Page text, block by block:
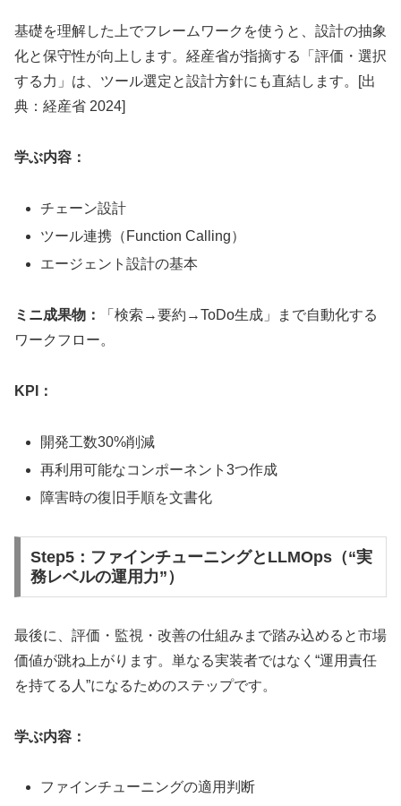
基礎を理解した上でフレームワークを使うと、設計の抽象
化と保守性が向上します。経産省が指摘する「評価・選択
する力」は、ツール選定と設計方針にも直結します。[出
典：経産省 2024]
学ぶ内容：
チェーン設計
ツール連携（Function Calling）
エージェント設計の基本
ミニ成果物：
「検索→要約→ToDo生成」まで自動化する
ワークフロー。
KPI：
開発工数30%削減
再利用可能なコンポーネント3つ作成
障害時の復旧手順を文書化
Step5：ファインチューニングとLLMOps（“実
務レベルの運用力”）
最後に、評価・監視・改善の仕組みまで踏み込めると市場
価値が跳ね上がります。単なる実装者ではなく“運用責任
を持てる人”になるためのステップです。
学ぶ内容：
ファインチューニングの適用判断